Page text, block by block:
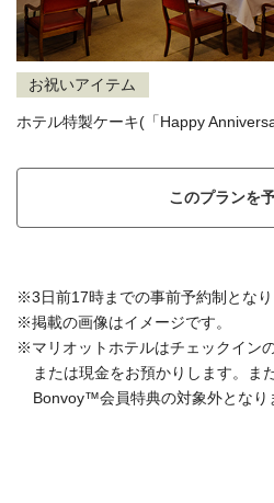
お祝いアイテム
ホテル特製ケーキ(「Happy
このプランを
※3日前17時までの事前予約制となり
※掲載の画像はイメージです。
※マリオットホテルはチェックイン
または現金をお預かりします。ま
Bonvoy™会員特典の対象外となり